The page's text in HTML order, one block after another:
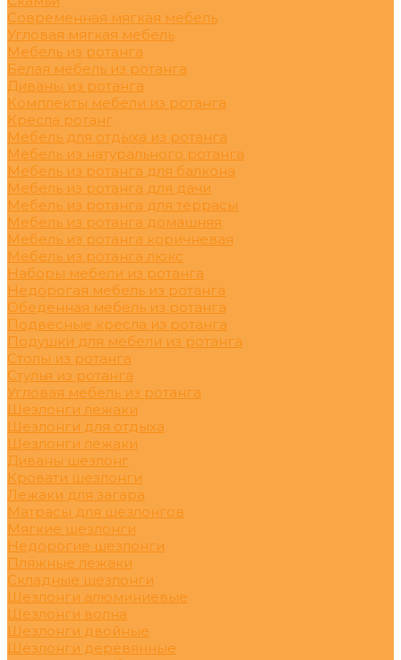
Современная мягкая мебель
Угловая мягкая мебель
Мебель из ротанга
Белая мебель из ротанга
Диваны из ротанга
Комплекты мебели из ротанга
Кресла ротанг
Мебель для отдыха из ротанга
Мебель из натурального ротанга
Мебель из ротанга для балкона
Мебель из ротанга для дачи
Мебель из ротанга для террасы
Мебель из ротанга домашняя
Мебель из ротанга коричневая
Мебель из ротанга люкс
Наборы мебели из ротанга
Недорогая мебель из ротанга
Обеденная мебель из ротанга
Подвесные кресла из ротанга
Подушки для мебели из ротанга
Столы из ротанга
Стулья из ротанга
Угловая мебель из ротанга
Шезлонги лежаки
Шезлонги для отдыха
Шезлонги лежаки
Диваны шезлонг
Кровати шезлонги
Лежаки для загара
Матрасы для шезлонгов
Мягкие шезлонги
Недорогие шезлонги
Пляжные лежаки
Складные шезлонги
Шезлонги алюминиевые
Шезлонги волна
Шезлонги двойные
Шезлонги деревянные